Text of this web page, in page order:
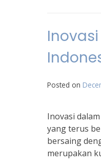
Posted on
Inovasi
yang terus
bersaing
merupakan